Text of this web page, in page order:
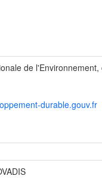
de
durable.gouv.fr